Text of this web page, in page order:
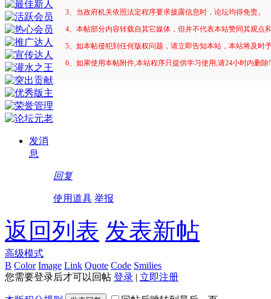
发消
息
3、当政府机关依照法定程序要求披露信息时，论坛均得免责。
4、本帖部分内容转载自其它媒体，但并不代表本站赞同其观点
5、如本帖侵犯到任何版权问题，请立即告知本站，本站将及时
6、如果使用本帖附件,本站程序只提供学习使用,请24小时内删
回复
使用道具 举报
返回列表 发表新帖
高级模式
B Color Image Link Quote Code Smilies
您需要登录后才可以回帖 登录 | 立即注册